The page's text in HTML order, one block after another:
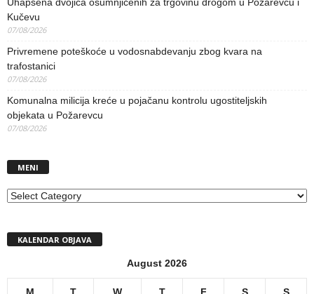
Kučevu
07/08/2026
Privremene poteškoće u vodosnabdevanju zbog kvara na
trafostanici
07/08/2026
Komunalna milicija kreće u pojačanu kontrolu ugostiteljskih
objekata u Požarevcu
07/08/2026
MENI
MENI
KALENDAR OBJAVA
August 2026